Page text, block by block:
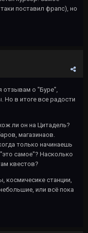
поставил фрапс), но
отзывам о "Буре",
в итоге все радости
ли он на Цитадель?
магазинаов.
только начинаешь
самое"? Насколько
квестов?
космичесике станции,
или всё пока